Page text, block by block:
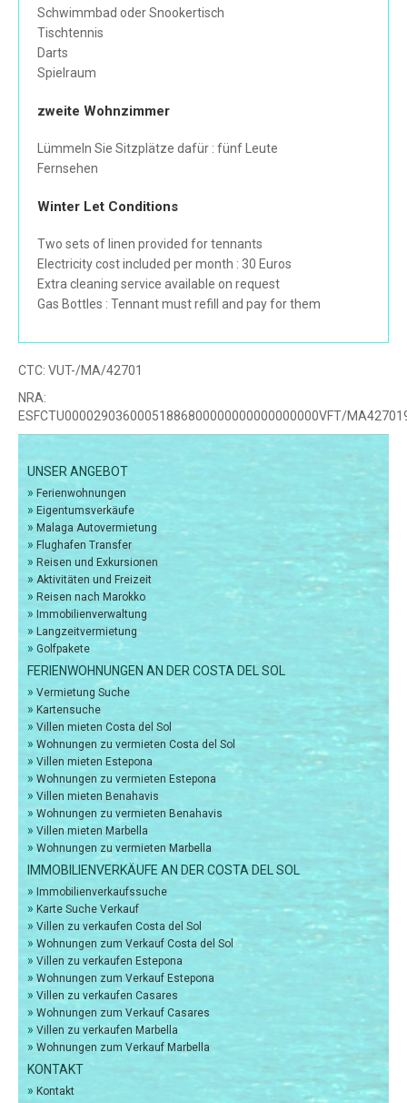
Schwimmbad oder Snookertisch
Tischtennis
Darts
Spielraum
zweite Wohnzimmer
Lümmeln Sie Sitzplätze dafür : fünf Leute
Fernsehen
Winter Let Conditions
Two sets of linen provided for tennants
Electricity cost included per month : 30 Euros
Extra cleaning service available on request
Gas Bottles : Tennant must refill and pay for them
CTC: VUT-/MA/42701
NRA:
ESFCTU00002903600051886800000000000000000VFT/
UNSER ANGEBOT
» Ferienwohnungen
» Eigentumsverkäufe
» Malaga Autovermietung
» Flughafen Transfer
» Reisen und Exkursionen
» Aktivitäten und Freizeit
» Reisen nach Marokko
» Immobilienverwaltung
» Langzeitvermietung
» Golfpakete
FERIENWOHNUNGEN AN DER COSTA DEL SOL
» Vermietung Suche
» Kartensuche
» Villen mieten Costa del Sol
» Wohnungen zu vermieten Costa del Sol
» Villen mieten Estepona
» Wohnungen zu vermieten Estepona
» Villen mieten Benahavis
» Wohnungen zu vermieten Benahavis
» Villen mieten Marbella
» Wohnungen zu vermieten Marbella
IMMOBILIENVERKÄUFE AN DER COSTA DEL SOL
» Immobilienverkaufssuche
» Karte Suche Verkauf
» Villen zu verkaufen Costa del Sol
» Wohnungen zum Verkauf Costa del Sol
» Villen zu verkaufen Estepona
» Wohnungen zum Verkauf Estepona
» Villen zu verkaufen Casares
» Wohnungen zum Verkauf Casares
» Villen zu verkaufen Marbella
» Wohnungen zum Verkauf Marbella
KONTAKT
» Kontakt